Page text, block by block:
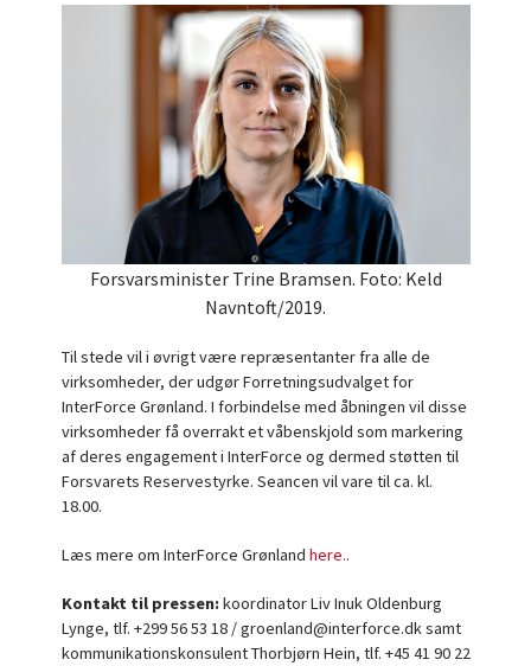
Forsvarsminister Trine Bramsen. Foto: Keld
Navntoft/2019.
Til stede vil i øvrigt være repræsentanter fra alle de
virksomheder, der udgør Forretningsudvalget for
InterForce Grønland. I forbindelse med åbningen vil disse
virksomheder få overrakt et våbenskjold som markering
af deres engagement i InterForce og dermed støtten til
Forsvarets Reservestyrke. Seancen vil vare til ca. kl.
18.00.
Læs mere om InterForce Grønland here..
Kontakt til pressen:koordinator Liv Inuk Oldenburg
Lynge, tlf. +299 56 53 18 / groenland@interforce.dk samt
kommunikationskonsulent Thorbjørn Hein, tlf. +45 41 90 22